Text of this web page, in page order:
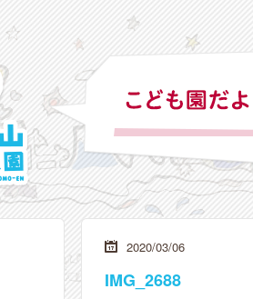
2020/03/06
IMG_2688